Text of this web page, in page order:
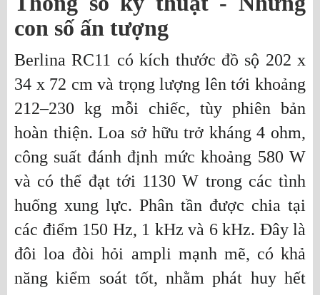
con số ấn tượng
Berlina RC11 có kích thước đồ sộ 202 x
34 x 72 cm và trọng lượng lên tới khoảng
212–230 kg mỗi chiếc, tùy phiên bản
hoàn thiện. Loa sở hữu trở kháng 4 ohm,
công suất đánh định mức khoảng 580 W
và có thể đạt tới 1130 W trong các tình
huống xung lực. Phân tần được chia tại
các điểm 150 Hz, 1 kHz và 6 kHz. Đây là
đôi loa đòi hỏi ampli mạnh mẽ, có khả
năng kiểm soát tốt, nhằm phát huy hết